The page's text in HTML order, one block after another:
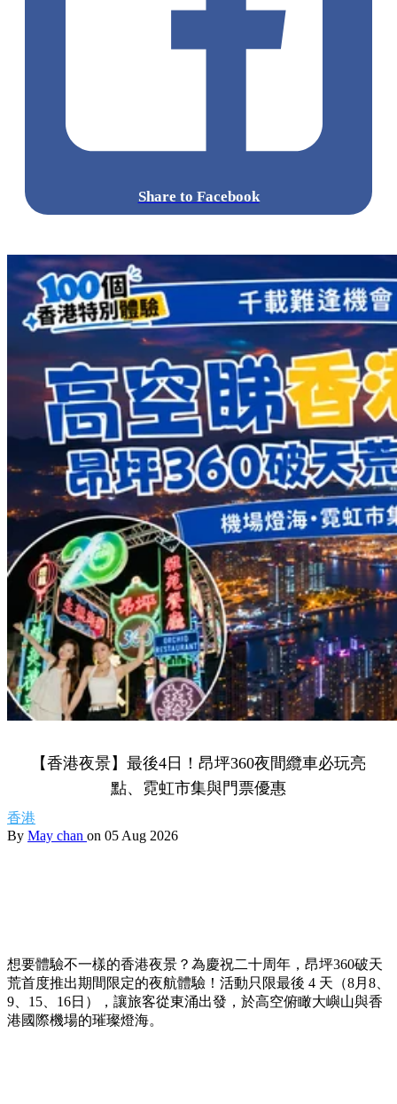
Share to Facebook
【香港夜景】最後4日！昂坪360夜間纜車必玩亮
點、霓虹市集與門票優惠
香港
By May chan on 05 Aug 2026
想要體驗不一樣的香港夜景？為慶祝二十周年，昂坪360破天
荒首度推出期間限定的夜航體驗！活動只限最後 4 天（8月8、
9、15、16日），讓旅客從東涌出發，於高空俯瞰大嶼山與香
港國際機場的璀璨燈海。